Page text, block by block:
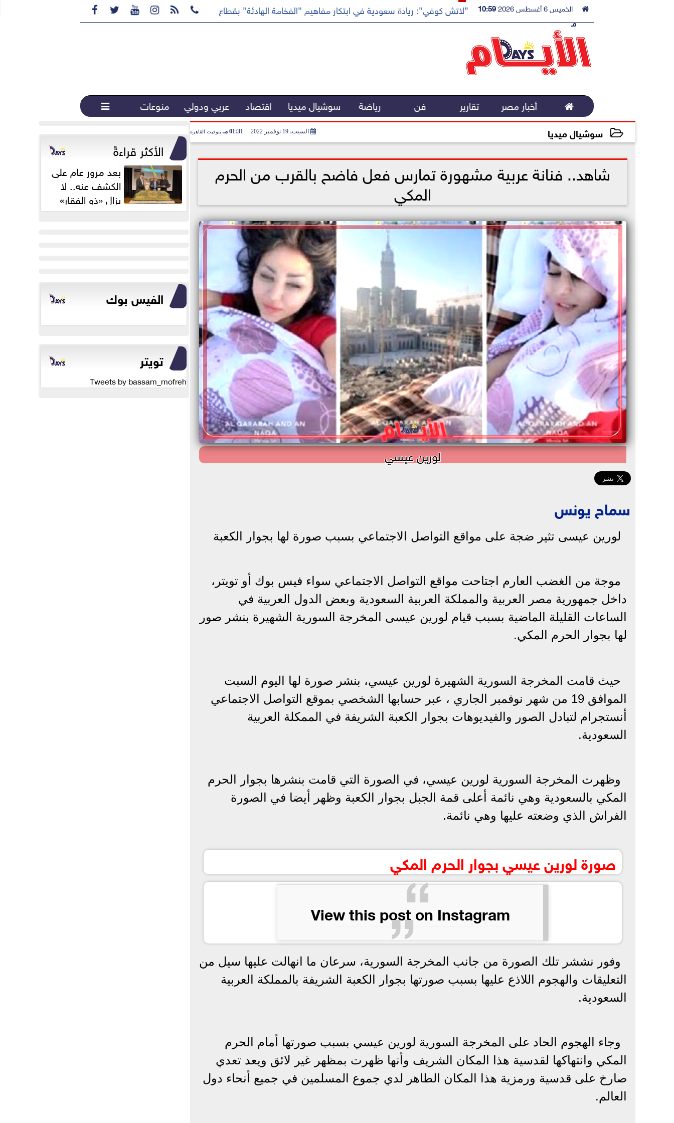
       الخميس 6 أغسطس 2026
10:59
مـ
”لاتش كوفي”: ريادة سعودية في ابتكار مفاهيم ”الفخامة الهادئة” بقطاع القهوة المختصة...
 أخبار مصر تقارير فن رياضة سوشيال ميديا اقتصاد عربي ودولي منوعات 
سوشيال ميديا السبت، 19 نوفمبر 2022 01:31 مـ بتوقيت القاهرة
شاهد.. فنانة عربية مشهورة تمارس فعل فاضح بالقرب من الحرم
المكي
لورين عيسي
سماح يونس
لورين عيسى تثير ضجة على مواقع التواصل الاجتماعي بسبب صورة لها بجوار الكعبة
موجة من الغضب العارم اجتاحت مواقع التواصل الاجتماعي سواء فيس بوك أو تويتر،
داخل جمهورية مصر العربية والمملكة العربية السعودية وبعض الدول العربية في
الساعات القليلة الماضية بسبب قيام لورين عيسى المخرجة السورية الشهيرة بنشر صور
لها بجوار الحرم المكي.
حيث قامت المخرجة السورية الشهيرة لورين عيسي، بنشر صورة لها اليوم السبت
الموافق 19 من شهر نوفمبر الجاري ، عبر حسابها الشخصي بموقع التواصل الاجتماعي
أنستجرام لتبادل الصور والفيديوهات بجوار الكعبة الشريفة في الممكلة العربية
السعودية.
وظهرت المخرجة السورية لورين عيسي، في الصورة التي قامت بنشرها بجوار الحرم
المكي بالسعودية وهي نائمة أعلى قمة الجبل بجوار الكعبة وظهر أيضا في الصورة
الفراش الذي وضعته عليها وهي نائمة.
صورة لورين عيسي بجوار الحرم المكي
View this post on Instagram
وفور نششر تلك الصورة من جانب المخرجة السورية، سرعان ما انهالت عليها سيل من
التعليقات والهجوم اللاذع عليها بسبب صورتها بجوار الكعبة الشريفة بالمملكة العربية
السعودية.
وجاء الهجوم الحاد على المخرجة السورية لورين عيسي بسبب صورتها أمام الحرم
المكي وانتهاكها لقدسية هذا المكان الشريف وأنها ظهرت بمظهر غير لائق ويعد تعدي
صارخ على قدسية ورمزية هذا المكان الطاهر لدي جموع المسلمين في جميع أنحاء دول
العالم.
الأكثر قراءةً
بعد مرور عام على
الكشف عنه.. لا
يزال «ذو الفقار»
محور اهتمام...
الفيس بوك
تويتر
Tweets by bassam_mofreh